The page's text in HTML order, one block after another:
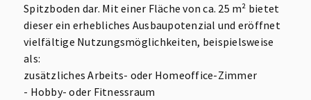
Spitzboden dar. Mit einer Fläche von ca. 25 m² bietet
dieser ein erhebliches Ausbaupotenzial und eröffnet
vielfältige Nutzungsmöglichkeiten, beispielsweise
als:
zusätzliches Arbeits- oder Homeoffice-Zimmer
- Hobby- oder Fitnessraum